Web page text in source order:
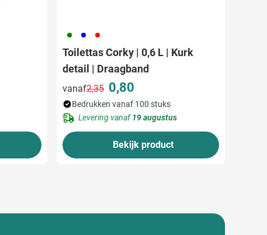
004 005 008
Toilettas Corky | 0,6 L | Kurk
detail | Draagband
vanaf
Normale prijs
2,35 0,80
Bedrukken vanaf 100 stuks
Levering vanaf19 augustus
Bekijk product